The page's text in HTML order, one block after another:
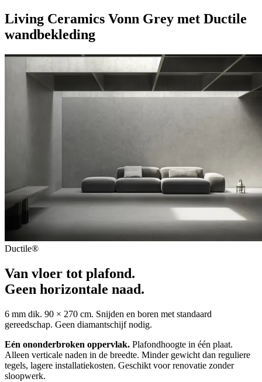
Living Ceramics Vonn Grey met Ductile
wandbekleding
Ductile®
Van vloer tot plafond.
Geen horizontale naad.
6 mm dik. 90 × 270 cm. Snijden en boren met standaard
gereedschap. Geen diamantschijf nodig.
Eén ononderbroken oppervlak. Plafondhoogte in één plaat.
Alleen verticale naden in de breedte. Minder gewicht dan reguliere
tegels, lagere installatiekosten. Geschikt voor renovatie zonder
sloopwerk.